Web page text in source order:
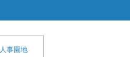
人事園地